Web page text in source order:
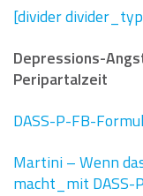
[divider
Depressions-
Peripartalzeit
DASS-P-FB-
Martini – Wenn
macht_mit DASS-P